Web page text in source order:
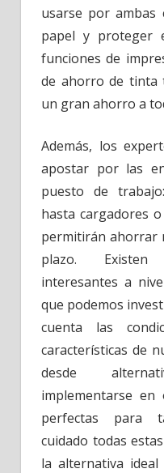
usarse por ambas
papel y proteger
funciones de
de ahorro de tinta
un gran ahorro a
Además, los
apostar por las
puesto de
hasta cargadores
permitirán ahorrar
plazo. Existen
interesantes a
que podemos
cuenta las
características de
desde
implementarse en
perfectas para
cuidado todas
la alternativa